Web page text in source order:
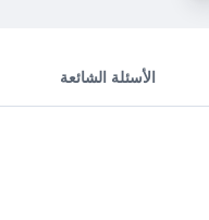
الأسئلة الشائعة